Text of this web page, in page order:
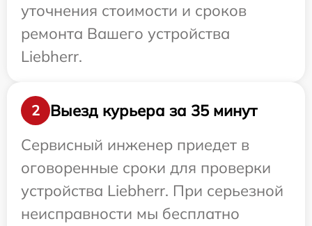
уточнения стоимости и сроков
ремонта Вашего устройства
Liebherr.
2
Выезд курьера за 35 минут
Сервисный инженер приедет в
оговоренные сроки для проверки
устройства Liebherr. При серьезной
неисправности мы бесплатно